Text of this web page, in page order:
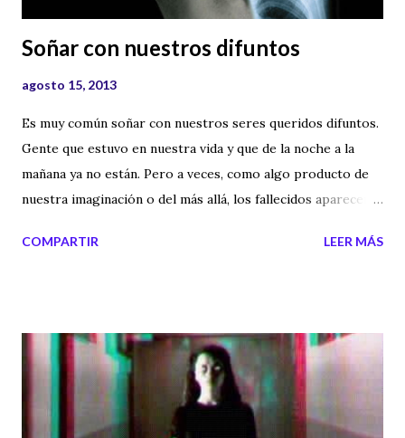
Soñar con nuestros difuntos
agosto 15, 2013
Es muy común soñar con nuestros seres queridos difuntos.
Gente que estuvo en nuestra vida y que de la noche a la
mañana ya no están. Pero a veces, como algo producto de
nuestra imaginación o del más allá, los fallecidos aparecen
También cuando alguien fallece notamos su presencia, su
quizás nuestros muertos están más vivos que nosotros.
COMPARTIR LEER MÁS